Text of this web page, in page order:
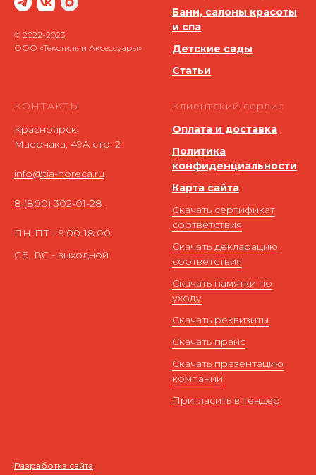
© 2022-2023
ООО «Текстиль и Аксессуары»
Бани, салоны красоты
и спа
Детские сады
Статьи
КОНТАКТЫ
Красноярск,
Маерчака, 49А стр. 2
info@tia-horeca.ru
8 (800) 302-01-28
ПН-ПТ - 9:00-18:00
СБ, ВС - выходной
Клиентский сервис
Оплата и доставка
Политика
конфиденциальности
Карта сайта
Скачать сертификат
соответствия
Скачать декларацию
соответствия
Скачать памятки по
уходу
Скачать реквизиты
Скачать прайс
Скачать презентацию
компании
Пригласить в тендер
Разработка сайта